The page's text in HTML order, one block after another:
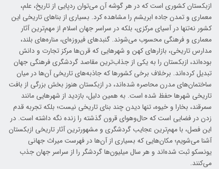
ازبکستان کشوری است که در هر گوشه آن می‌توان ردپایی از تاریخ، علم،
معماری و تمدن جاده ابریشم را مشاهده کرد. بسیاری از بناهای تاریخی این
کشور نه‌تنها در آسیای مرکزی، بلکه در سراسر جهان اسلام از مهم‌ترین آثار
معماری و فرهنگی محسوب می‌شوند. گنبدهای فیروزه‌ای، مناره‌های بلند،
مدارس تاریخی، بازارهای کهن و شهرهایی که قرن‌ها مرکز تجارت و دانش
بوده‌اند، ازبکستان را به یکی از جذاب‌ترین مقاصد گردشگری فرهنگی جهان
تبدیل کرده‌اند. برخلاف برخی کشورها که جاذبه‌های تاریخی آن‌ها در میان
ساختمان‌های مدرن محاصره شده‌اند، در ازبکستان هنوز بخش بزرگی از بافت
تاریخی شهرها حفظ شده است. به همین دلیل، بازدید از شهرهایی مانند
سمرقند، بخارا و خیوه، تنها دیدن چند بنای تاریخی نیست؛ بلکه تجربه قدم
زدن در فضایی است که حال‌وهوای قرون گذشته را زنده نگه داشته است. در
این فصل، با مهم‌ترین عجایب گردشگری و مشهورترین آثار تاریخی ازبکستان
آشنا می‌شویم؛ مکان‌هایی که بسیاری از آن‌ها در فهرست میراث جهانی
یونسکو ثبت شده‌اند و هر سال میلیون‌ها گردشگر را از سراسر جهان جذب
می‌کنند.